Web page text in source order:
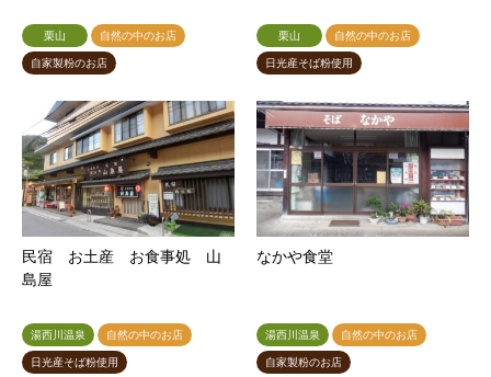
栗山 自然の中のお店
自家製粉のお店
栗山 自然の中のお店
日光産そば粉使用
民宿 お土産 お食事処 山
島屋
湯西川温泉 自然の中のお店
日光産そば粉使用
なかや食堂
湯西川温泉 自然の中のお店
自家製粉のお店